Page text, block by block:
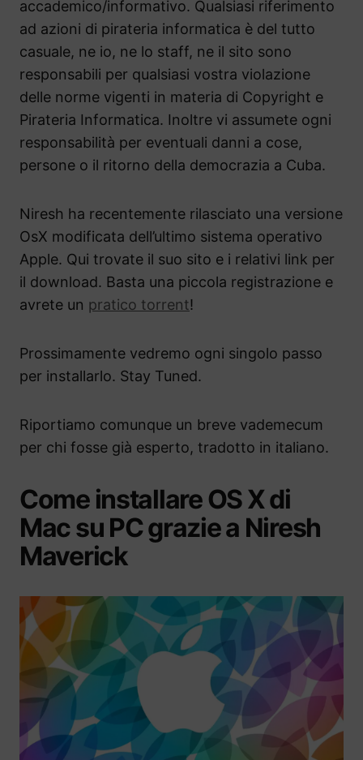
accademico/informativo. Qualsiasi riferimento
ad azioni di pirateria informatica è del tutto
casuale, ne io, ne lo staff, ne il sito sono
responsabili per qualsiasi vostra violazione
delle norme vigenti in materia di Copyright e
Pirateria Informatica. Inoltre vi assumete ogni
responsabilità per eventuali danni a cose,
persone o il ritorno della democrazia a Cuba.
Niresh ha recentemente rilasciato una versione
OsX modificata dell’ultimo sistema operativo
Apple. Qui trovate il suo sito e i relativi link per
il download. Basta una piccola registrazione e
avrete un pratico torrent!
Prossimamente vedremo ogni singolo passo
per installarlo. Stay Tuned.
Riportiamo comunque un breve vademecum
per chi fosse già esperto, tradotto in italiano.
Come installare OS X di
Mac su PC grazie a Niresh
Maverick